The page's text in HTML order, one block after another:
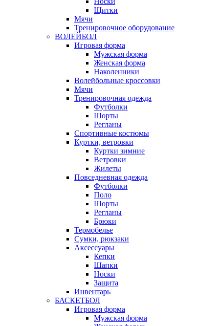
Щитки
Мячи
Тренировочное оборудование
ВОЛЕЙБОЛ
Игровая форма
Мужская форма
Женская форма
Наколенники
Волейбольные кроссовки
Мячи
Тренировочная одежда
Футболки
Шорты
Регланы
Спортивные костюмы
Куртки, ветровки
Куртки зимние
Ветровки
Жилеты
Повседневная одежда
Футболки
Поло
Шорты
Регланы
Брюки
Термобелье
Сумки, рюкзаки
Аксессуары
Кепки
Шапки
Носки
Защита
Инвентарь
БАСКЕТБОЛ
Игровая форма
Мужская форма